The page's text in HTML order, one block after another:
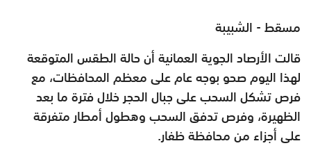
مسقط - الشبيبة
قالت الأرصاد الجوية العمانية أن حالة الطقس المتوقعة
لهذا اليومصحو بوجه عام على معظم المحافظات، مع
فرص تشكل السحب على جبال الحجر خلال فترة ما بعد
الظهيرة، وفرص تدفق السحب وهطول أمطار متفرقة
على أجزاء من محافظة ظفار.